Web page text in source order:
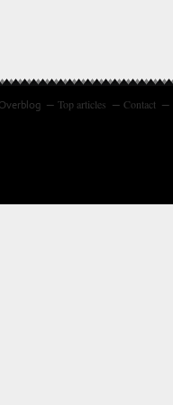
Top articles Contact